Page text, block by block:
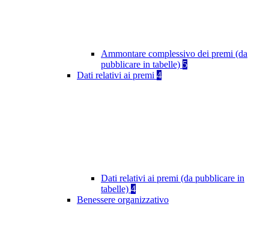
Ammontare complessivo dei premi (da
pubblicare in tabelle) 5
Dati relativi ai premi 4
Dati relativi ai premi (da pubblicare in
tabelle) 4
Benessere organizzativo